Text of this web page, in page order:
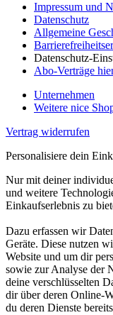
Impressum und
Datenschutz
Allgemeine
Datenschutz-
Abo-Verträge
Unternehmen
Weitere nice
Vertrag widerrufen
Personalisiere dein
Nur mit deiner
und weitere
Einkaufserlebnis zu
Dazu erfassen wir
Geräte. Diese nutzen
Website und um dir
sowie zur Analyse der
deine verschlüsselten
dir über deren Online-
du deren Dienste